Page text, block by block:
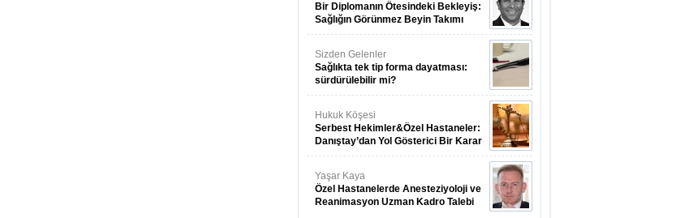
Bir Diplomanın Ötesindeki Bekleyiş:
Sağlığın Görünmez Beyin Takımı
Sizden Gelenler
Sağlıkta tek tip forma dayatması:
sürdürülebilir mi?
Hukuk Köşesi
Serbest Hekimler&Özel Hastaneler:
Danıştay’dan Yol Gösterici Bir Karar
Yaşar Kaya
Özel Hastanelerde Anesteziyoloji ve
Reanimasyon Uzman Kadro Talebi